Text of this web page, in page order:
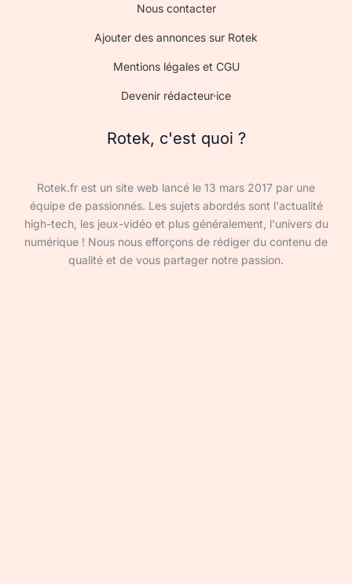
Nous contacter
Ajouter des annonces sur Rotek
Mentions légales et CGU
Devenir rédacteur·ice
Rotek, c'est quoi ?
Rotek.fr est un site web lancé le 13 mars 2017 par une
équipe de passionnés. Les sujets abordés sont l'actualité
high-tech, les jeux-vidéo et plus généralement, l'univers du
numérique ! Nous nous efforçons de rédiger du contenu de
qualité et de vous partager notre passion.